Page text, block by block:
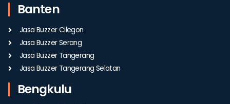
Banten
Jasa Buzzer Cilegon
Jasa Buzzer Serang
Jasa Buzzer Tangerang
Jasa Buzzer Tangerang Selatan
Bengkulu